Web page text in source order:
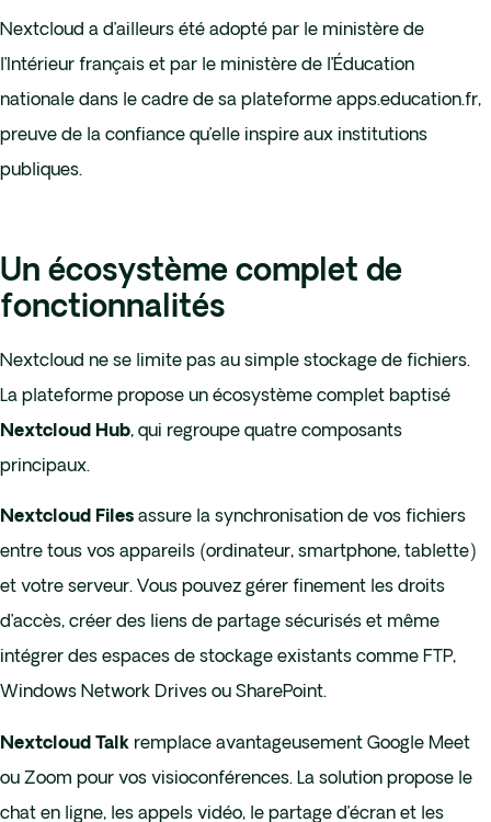
Nextcloud a d’ailleurs été adopté par le ministère de
l’Intérieur français et par le ministère de l’Éducation
nationale dans le cadre de sa plateforme apps.education.fr,
preuve de la confiance qu’elle inspire aux institutions
publiques.
Un écosystème complet de
fonctionnalités
Nextcloud ne se limite pas au simple stockage de fichiers.
La plateforme propose un écosystème complet baptisé
Nextcloud Hub, qui regroupe quatre composants
principaux.
Nextcloud Files assure la synchronisation de vos fichiers
entre tous vos appareils (ordinateur, smartphone, tablette)
et votre serveur. Vous pouvez gérer finement les droits
d’accès, créer des liens de partage sécurisés et même
intégrer des espaces de stockage existants comme FTP,
Windows Network Drives ou SharePoint.
Nextcloud Talk remplace avantageusement Google Meet
ou Zoom pour vos visioconférences. La solution propose le
chat en ligne, les appels vidéo, le partage d’écran et les